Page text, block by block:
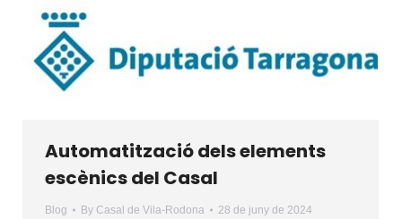
Automatització dels elements
escènics del Casal
Blog By Casal de Vila-Rodona 28 de juny de 2024